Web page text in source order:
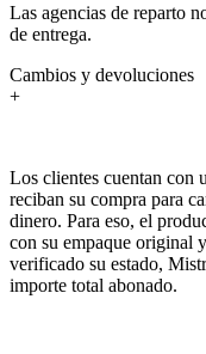
Las agencias de reparto
de entrega.
Cambios y devoluciones
+
Los clientes cuentan con
reciban su compra para
dinero. Para eso, el
con su empaque original
verificado su estado,
importe total abonado.